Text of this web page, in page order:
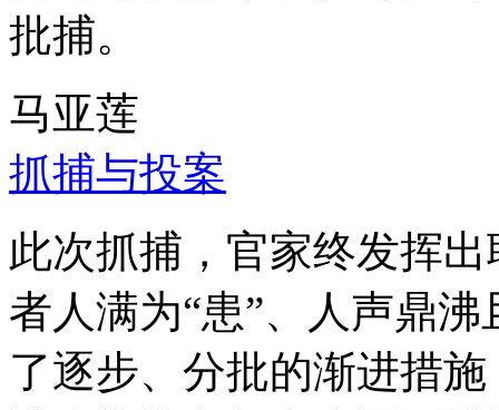
批捕。
马亚莲
抓捕与投案
此次抓捕，官家终发挥
者人满为“患”、人声鼎
了逐步、分批的渐进措